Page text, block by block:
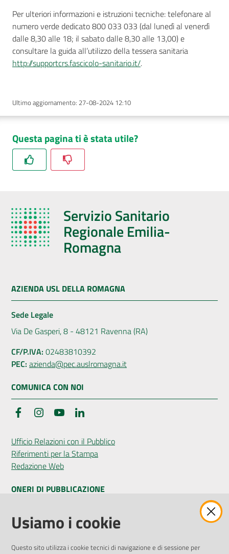
Per ulteriori informazioni e istruzioni tecniche: telefonare al
numero verde dedicato 800 033 033 (dal lunedì al venerdì
dalle 8,30 alle 18; il sabato dalle 8,30 alle 13,00) e
consultare la guida all’utilizzo della tessera sanitaria
http://supportcrs.fascicolo-sanitario.it/.
Ultimo aggiornamento: 27-08-2024 12:10
Questa pagina ti è stata utile?
Servizio Sanitario
Regionale Emilia-
Romagna
AZIENDA USL DELLA ROMAGNA
Sede Legale
Via De Gasperi, 8 - 48121 Ravenna (RA)
CF/P.IVA: 02483810392
PEC: azienda@pec.auslromagna.it
COMUNICA CON NOI
FacebookInstagramYouTube
Ufficio Relazioni con il Pubblico
Riferimenti per la Stampa
Redazione Web
ONERI DI PUBBLICAZIONE
Amministrazione Trasparente
Pubblicità legale
Usiamo i cookie
Questo sito utilizza i cookie tecnici di navigazione e di sessione per